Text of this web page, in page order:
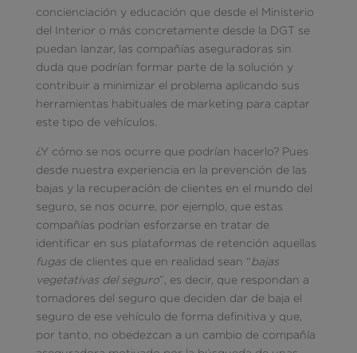
concienciación y educación que desde el Ministerio
del Interior o más concretamente desde la DGT se
puedan lanzar, las compañías aseguradoras sin
duda que podrían formar parte de la solución y
contribuir a minimizar el problema aplicando sus
herramientas habituales de marketing para captar
este tipo de vehículos.
¿Y cómo se nos ocurre que podrían hacerlo? Pues
desde nuestra experiencia en la prevención de las
bajas y la recuperación de clientes en el mundo del
seguro, se nos ocurre, por ejemplo, que estas
compañías podrían esforzarse en tratar de
identificar en sus plataformas de retención aquellas
fugasde clientes que en realidad sean “ bajas
vegetativas del seguro”, es decir, que respondan a
tomadores del seguro que deciden dar de baja el
seguro de ese vehículo de forma definitiva y que,
por tanto, no obedezcan a un cambio de compañía